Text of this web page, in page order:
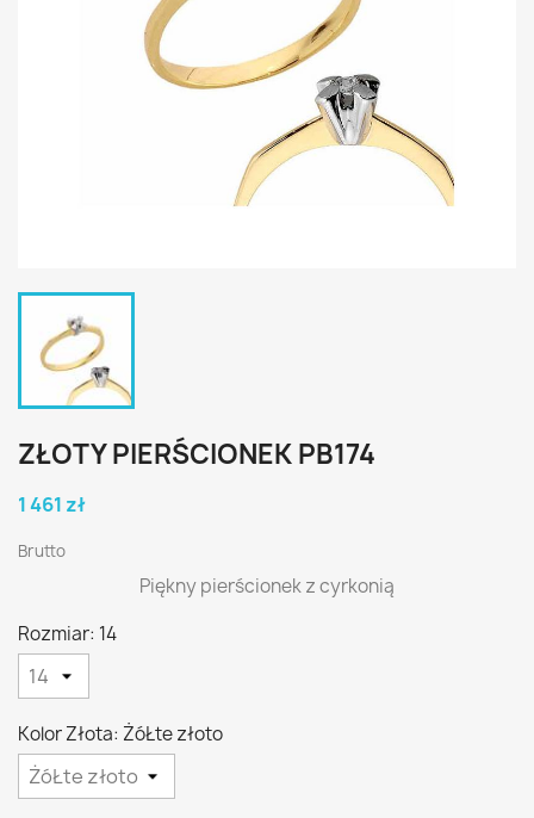
ZŁOTY PIERŚCIONEK PB174
1 461 zł
Brutto
Piękny pierścionek z cyrkonią
Rozmiar: 14
Kolor Złota: ŻóŁte złoto